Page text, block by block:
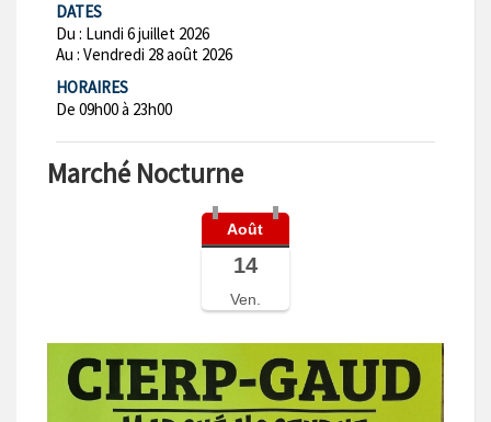
DATES
Du : Lundi 6 juillet 2026
Au : Vendredi 28 août 2026
HORAIRES
De 09h00 à 23h00
Marché Nocturne
Août
14
Ven.